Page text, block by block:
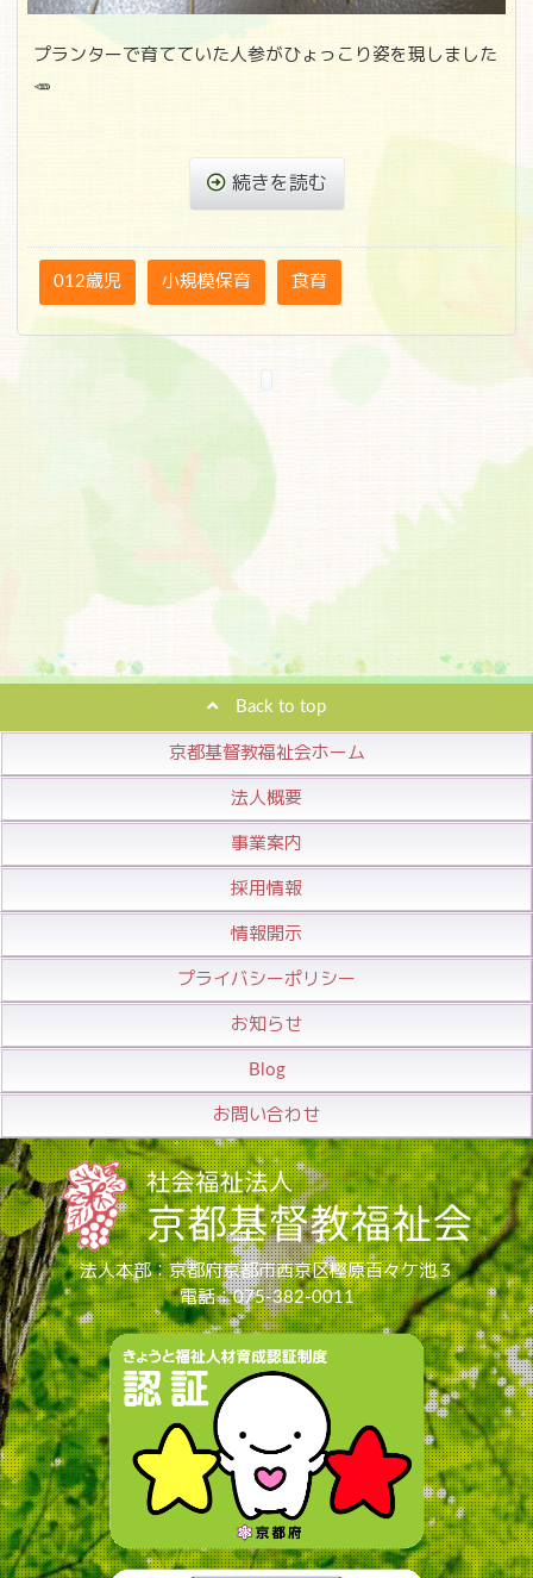
プランターで育てていた人参がひょっこり姿を現しました
🥕
続きを読む
012歳児 小規模保育 食育
Back to top
京都基督教福祉会ホーム
法人概要
事業案内
採用情報
情報開示
プライバシーポリシー
お知らせ
Blog
お問い合わせ
法人本部：京都府京都市西京区樫原百々ケ池３
電話：075-382-0011